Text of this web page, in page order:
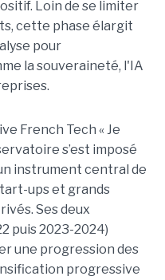
Loin de se limiter
cette phase élargit
pour
la souveraineté, l'IA
French Tech « Je
s’est imposé
instrument central de
ups et grands
Ses deux
puis 2023-2024)
une progression des
progressive